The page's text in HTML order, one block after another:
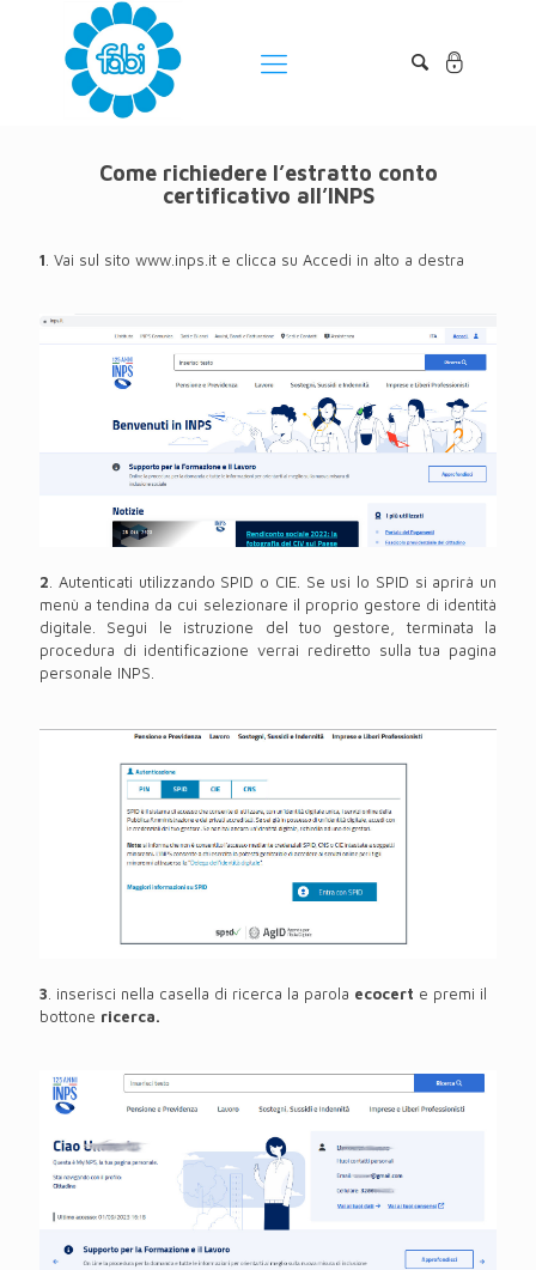
Come richiedere l’estratto conto
certificativo all’INPS
1 . Vai sul sito www.inps.it e clicca su Accedi in alto a destra
2 . Autenticati utilizzando SPID o CIE. Se usi lo SPID si aprirà un
menù a tendina da cui selezionare il proprio gestore di identità
digitale. Segui le istruzione del tuo gestore, terminata la
procedura di identificazione verrai rediretto sulla tua pagina
personale INPS.
3 . inserisci nella casella di ricerca la parola ecocert e premi il
bottone ricerca.